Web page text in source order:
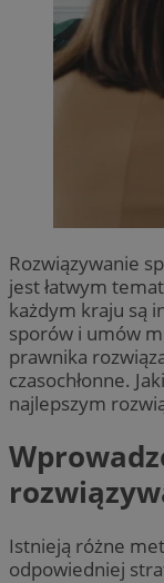
Rozwiązywanie
jest łatwym
każdym kraju są
sporów i umów
prawnika
czasochłonne.
najlepszym
Istnieją różne
odpowiedniej